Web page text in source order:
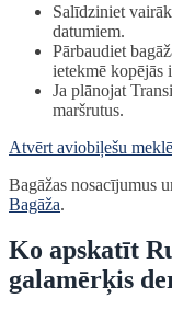
Salīdziniet
datumiem.
Pārbaudiet
ietekmē kopējās
Ja plānojat
maršrutus.
Atvērt aviobiļešu
Bagāžas nosacījumus
Bagāža.
Ko apskatīt
galamērķis